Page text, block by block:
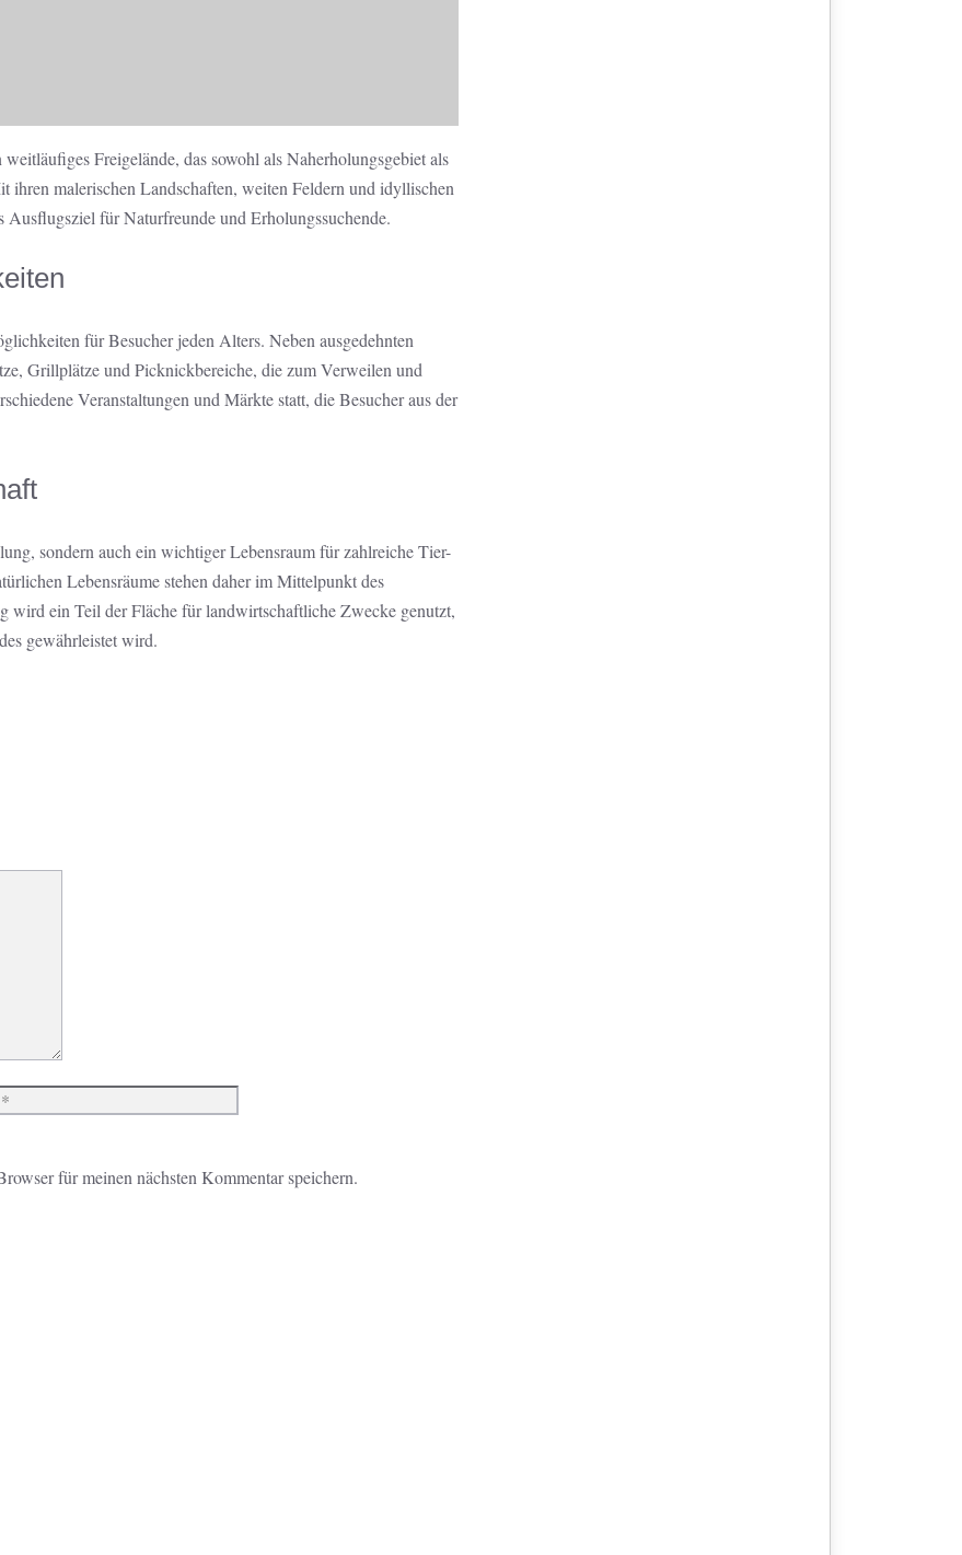
Freigelände, das sowohl als Naherholungsgebiet als
malerischen Landschaften, weiten Feldern und idyllischen
für Naturfreunde und Erholungssuchende.
für Besucher jeden Alters. Neben ausgedehnten
Grillplätze und Picknickbereiche, die zum Verweilen und
Veranstaltungen und Märkte statt, die Besucher aus der
sondern auch ein wichtiger Lebensraum für zahlreiche Tier-
Lebensräume stehen daher im Mittelpunkt des
wird ein Teil der Fläche für landwirtschaftliche Zwecke genutzt,
gewährleistet wird.
für meinen nächsten Kommentar speichern.